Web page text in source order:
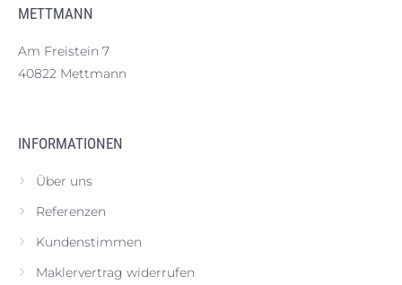
METTMANN
Am Freistein 7
40822 Mettmann
INFORMATIONEN
Über uns
Referenzen
Kundenstimmen
Maklervertrag widerrufen